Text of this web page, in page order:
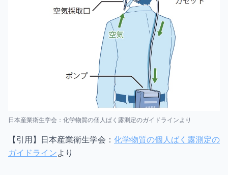
日本産業衛生学会：化学物質の個人ばく露測定のガイドラインより
【引用】日本産業衛生学会： 化学物質の個人ばく露測定の
ガイドラインより